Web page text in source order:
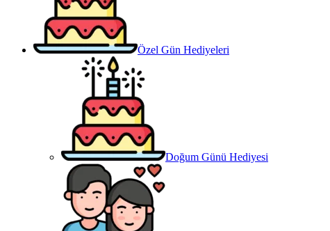
Özel Gün Hediyeleri
Doğum Günü Hediyesi